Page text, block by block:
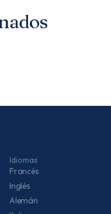
Idiomas
Francés
Inglés
Alemán